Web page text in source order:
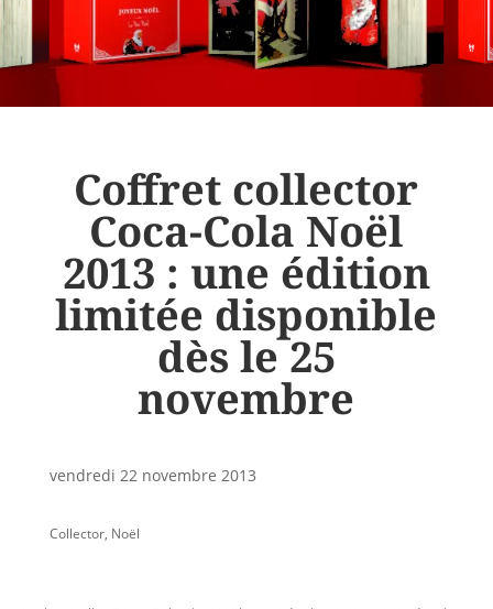
Coffret collector
Coca-Cola Noël
2013 : une édition
limitée disponible
dès le 25
novembre
vendredi 22 novembre 2013
Collector, Noël